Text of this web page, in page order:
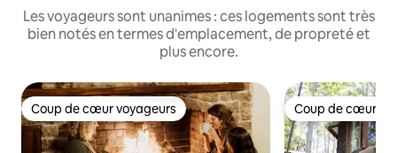
Les voyageurs sont unanimes : ces logements sont très
bien notés en termes d'emplacement, de propreté et
plus encore.
Coup de cœur voyageurs
Coup de cœur voyageurs Coup de cœur
Coup de cœur